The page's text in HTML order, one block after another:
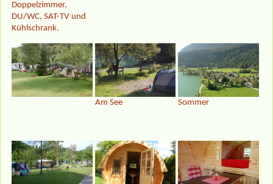
Doppelzimmer,
DU/WC, SAT-TV und
Kühlschrank.
Am See Sommer